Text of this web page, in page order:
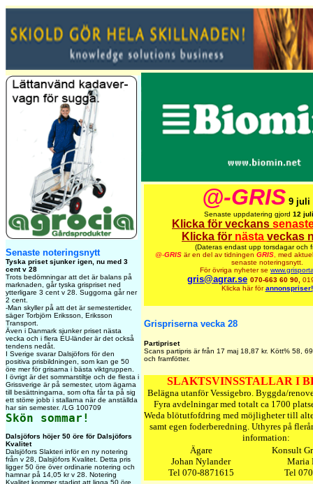
Senaste noteringsnytt
Tyska priset sjunker igen, nu med 3
cent v 28
Trots bedömningar att det är balans på
marknaden, går tyska grispriset ned
ytterligare 3 cent v 28. Suggorna går ner
2 cent.
-Man skyller på att det är semestertider,
säger Torbjörn Eriksson, Eriksson
Transport.
Även i Danmark sjunker priset nästa
vecka och i flera EU-länder är det också
tendens nedåt.
I Sverige svarar Dalsjöfors för den
positiva prisbildningen, som kan ge 50
öre mer för grisarna i bästa viktgruppen.
I övrigt är det sommarstiltje och de flesta i
Grissverige är på semester, utom ägarna
till besättningarna, som ofta får ta på sig
ett större jobb i stallarna när de anställda
har sin semester. /LG 100709
Skön sommar!
Dalsjöfors höjer 50 öre för Dalsjöfors
Kvalitet
Dalsjöfors Slakteri inför en ny notering
från v 28, Dalsjöfors Kvalitet. Detta pris
ligger 50 öre över ordinarie notering och
hamnar på 14,05 kr v 28. Notering
Kvalitet kommer stadigt att ligga 50 öre
@-GRIS 9 juli
Senaste uppdatering gjord 12
Klicka för veckans
Klicka för nästa veckas
(Dateras endast upp torsdagar och
@-GRIS är en del av tidningen GRIS, med
senaste noteringsnytt.
För övriga nyheter se
gris@agrar.se 070-663 60 90,
Klicka här förannonspriser!
Grispriserna vecka 28
Partipriset
Scans partipris är från 17 maj 18,87 kr. Kött% 58,
och framfötter.
SLAKTSVINSSTALLAR I
Belägna utanför Vessigebro. Byggda/
Fyra avdelningar med totalt ca 1700
Weda blötutfofdring med möjligheter till
samt egen foderberedning. Uthyres på
information:
Ägare
Johan Nylander
Tel 070-8871615
Konsult
Maria
Tel